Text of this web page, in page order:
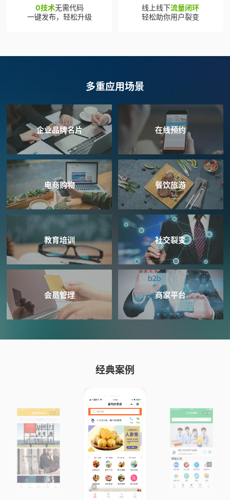
0技术无需代码
一键发布，轻松升级
线上线下流量闭环
轻松助你用户裂变
多重应用场景
企业品牌名片 在线预约
电商购物 餐饮旅游
教育培训 社交裂变
会员管理 商家平台
经典案例